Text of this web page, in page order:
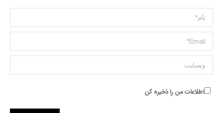
Name *
ایمیل *
وبسایت
اطلاعات من را ذخیره کن